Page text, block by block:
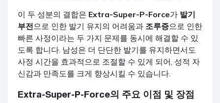
이 두 성분의 결합은 Extra-Super-P-Force가 발기
부전으로 인한 발기 유지의 어려움과 조루증으로 인한
빠른 사정이라는 두 가지 문제를 동시에 해결할 수 있
도록 합니다. 남성은 더 단단한 발기를 유지하면서도
사정 시간을 효과적으로 조절할 수 있게 되어, 성적 자
신감과 만족도를 크게 향상시킬 수 있습니다.
Extra-Super-P-Force의 주요 이점 및 장점